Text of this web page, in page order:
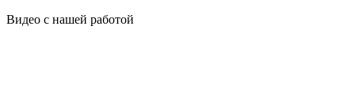
Видео с нашей работой